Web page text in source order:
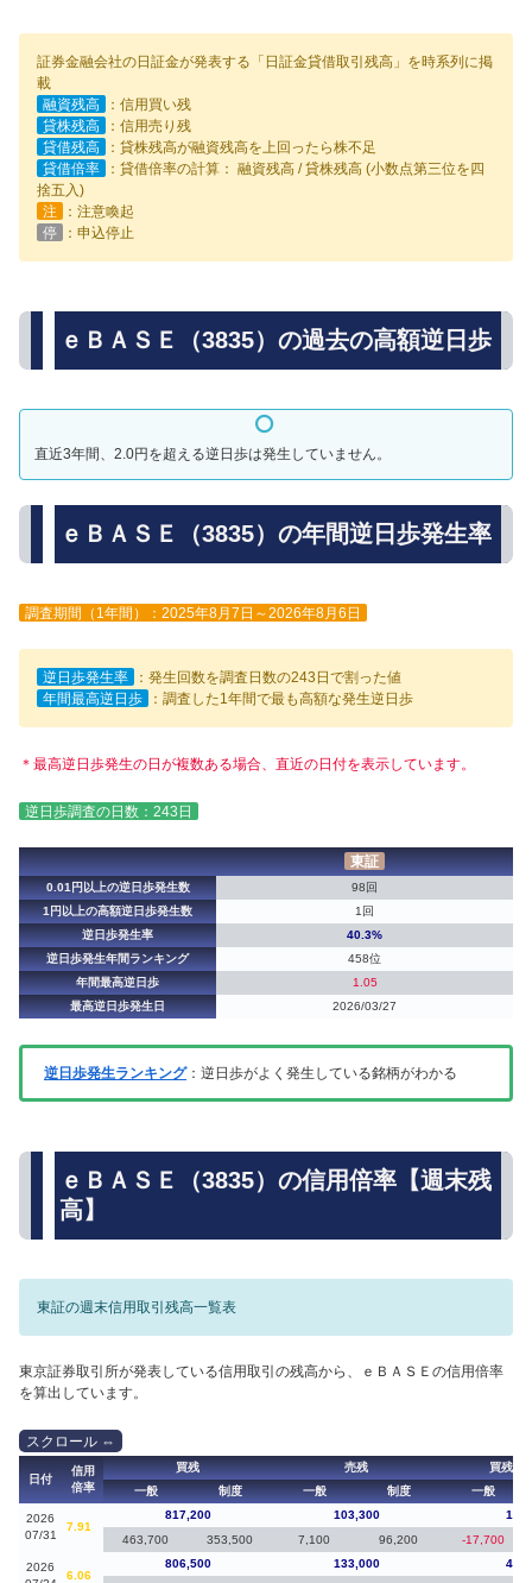
証券金融会社の日証金が発表する「日証金貸借取引残高」を時系列に掲
載
融資残高
：信用買い残
貸株残高
：信用売り残
貸借残高
：貸株残高が融資残高を上回ったら株不足
貸借倍率
：貸借倍率の計算： 融資残高 / 貸株残高 (小数点第三位を四
捨五入)
注
：注意喚起
停
：申込停止
ｅＢＡＳＥ（3835）の過去の高額逆日歩
直近3年間、2.0円を超える逆日歩は発生していません。
ｅＢＡＳＥ（3835）の年間逆日歩発生率
調査期間（1年間）：2025年8月7日～2026年8月6日
逆日歩発生率
：発生回数を調査日数の243日で割った値
年間最高逆日歩
：調査した1年間で最も高額な発生逆日歩
＊最高逆日歩発生の日が複数ある場合、直近の日付を表示しています。
逆日歩調査の日数：243日
東証
0.01円以上の逆日歩発生数
98回
1円以上の高額逆日歩発生数
1回
逆日歩発生率
40.3%
逆日歩発生年間ランキング
458位
年間最高逆日歩
1.05
最高逆日歩発生日
2026/03/27
逆日歩発生ランキング：逆日歩がよく発生している銘柄がわかる
ｅＢＡＳＥ（3835）の信用倍率【週末残
高】
東証の週末信用取引残高一覧表
東京証券取引所が発表している信用取引の残高から、ｅＢＡＳＥの信用倍率
を算出しています。
日付
信用
倍率
買残 売残
買残（
一般
制度 一般 制度 一般
2026
07/31
7.91
817,200 103,300
463,700
353,500 7,100 96,200 -17,700
2026
6.06
806,500 133,000